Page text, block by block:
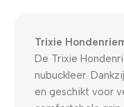
Trixie
De Trixie
nubuckleer.
en geschikt voor